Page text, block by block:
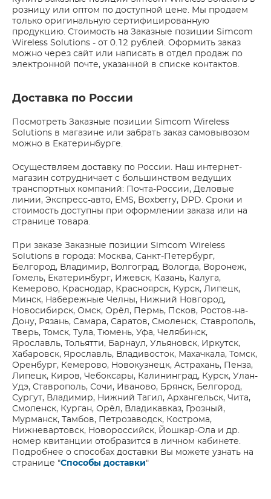
розницу или оптом по доступной цене. Мы продаем
только оригинальную сертифицированную
продукцию. Стоимость на Заказные позиции Simcom
Wireless Solutions - от 0.12 рублей. Оформить заказ
можно через сайт или написать в отдел продаж по
электронной почте, указанной в списке контактов.
Доставка по России
Посмотреть Заказные позиции Simcom Wireless
Solutions в магазине или забрать заказ самовывозом
можно в Екатеринбурге.
Осуществляем доставку по России. Наш интернет-
магазин сотрудничает с большинством ведущих
транспортных компаний: Почта-России, Деловые
линии, Экспресс-авто, EMS, Boxberry, DPD. Сроки и
стоимость доступны при оформлении заказа или на
странице товара.
При заказе Заказные позиции Simcom Wireless
Solutions в города: Москва, Санкт-Петербург,
Белгород, Владимир, Волгоград, Вологда, Воронеж,
Гомель, Екатеринбург, Ижевск, Казань, Калуга,
Кемерово, Краснодар, Красноярск, Курск, Липецк,
Минск, Набережные Челны, Нижний Новгород,
Новосибирск, Омск, Орёл, Пермь, Псков, Ростов-на-
Дону, Рязань, Самара, Саратов, Смоленск, Ставрополь,
Тверь, Томск, Тула, Тюмень, Уфа, Челябинск,
Ярославль, Тольятти, Барнаул, Ульяновск, Иркутск,
Хабаровск, Ярославль, Владивосток, Махачкала, Томск,
Оренбург, Кемерово, Новокузнецк, Астрахань, Пенза,
Липецк, Киров, Чебоксары, Калининград, Курск, Улан-
Удэ, Ставрополь, Сочи, Иваново, Брянск, Белгород,
Сургут, Владимир, Нижний Тагил, Архангельск, Чита,
Смоленск, Курган, Орёл, Владикавказ, Грозный,
Мурманск, Тамбов, Петрозаводск, Кострома,
Нижневартовск, Новороссийск, Йошкар-Ола и др.
номер квитанции отобразится в личном кабинете.
Подробнее о способах доставки Вы можете узнать на
странице "Способы доставки"